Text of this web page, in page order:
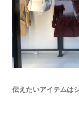
伝えたいアイテムは